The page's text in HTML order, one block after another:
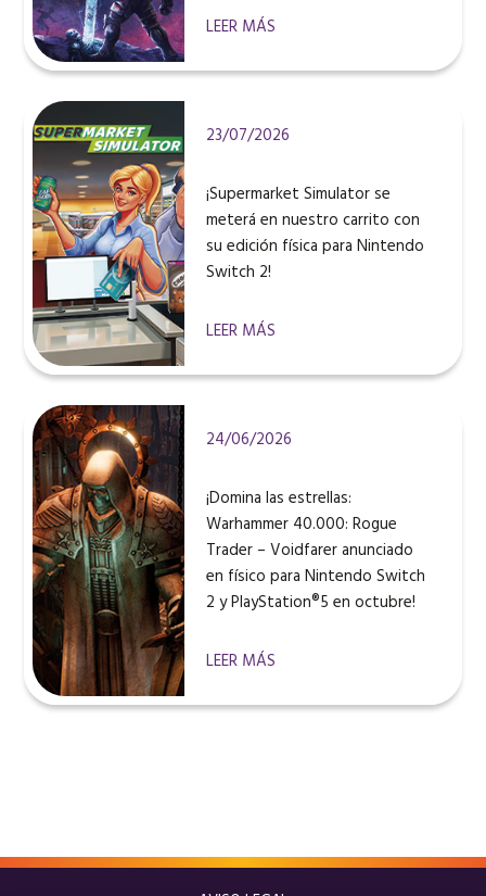
LEER MÁS
23/07/2026
¡Supermarket Simulator se
meterá en nuestro carrito con
su edición física para Nintendo
Switch 2!
LEER MÁS
24/06/2026
¡Domina las estrellas:
Warhammer 40.000: Rogue
Trader – Voidfarer anunciado
en físico para Nintendo Switch
2 y PlayStation®5 en octubre!
LEER MÁS